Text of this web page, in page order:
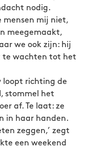
nodig.
mensen mij niet,
meegemaakt,
we ook zijn: hij
te wachten tot het
loopt richting de
stommel het
af. Te laat: ze
in haar handen.
zeggen,’ zegt
een weekend